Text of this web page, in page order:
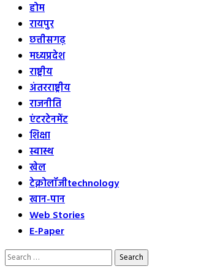
होम
रायपुर
छत्तीसगढ़
मध्यप्रदेश
राष्ट्रीय
अंतरराष्ट्रीय
राजनीति
एंटरटेनमेंट
शिक्षा
स्वास्थ
खेल
टेक्नोलॉजीtechnology
खान-पान
Web Stories
E-Paper
Search